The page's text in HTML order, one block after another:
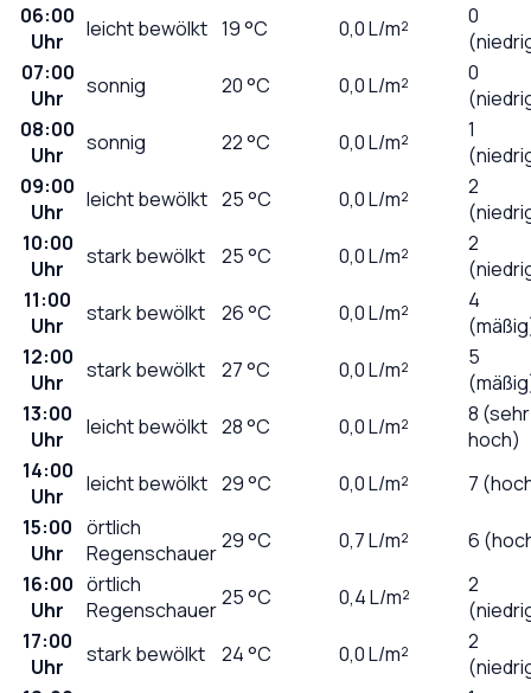
06:00
Uhr
leicht bewölkt 19°C 0,0L/m²
0
07:00
Uhr
sonnig 20°C 0,0L/m²
0
08:00
Uhr
sonnig 22°C 0,0L/m²
1
09:00
Uhr
leicht bewölkt 25°C 0,0L/m²
2
10:00
Uhr
stark bewölkt 25°C 0,0L/m²
2
11:00
Uhr
stark bewölkt 26°C 0,0L/m²
4
12:00
Uhr
stark bewölkt 27°C 0,0L/m²
5
13:00
Uhr
leicht bewölkt 28°C 0,0L/m²
8 (sehr
hoch)
14:00
Uhr
leicht bewölkt 29°C 0,0L/m²
7
15:00
Uhr
örtlich
Regenschauer29°C 0,7L/m²
6
16:00
Uhr
örtlich
Regenschauer25°C 0,4L/m²
2
17:00
Uhr
stark bewölkt 24°C 0,0L/m²
2